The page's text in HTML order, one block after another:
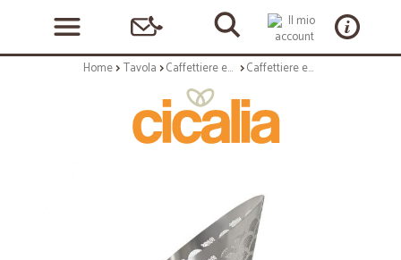
Home Tavola Caffettiere ed accessori Caffettiere ed accessori: Infusore per tã infusion